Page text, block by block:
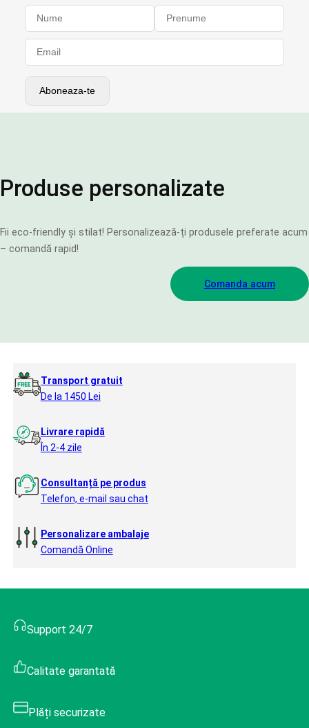
Produse personalizate
Fii eco-friendly și stilat! Personalizează-ți produsele preferate acum
– comandă rapid!
Comanda acum
Transport gratuit
De la 1450 Lei
Livrare rapidă
În 2-4 zile
Consultanță pe produs
Telefon, e-mail sau chat
Personalizare ambalaje
Comandă Online
Support 24/7
Calitate garantată
Plăți securizate